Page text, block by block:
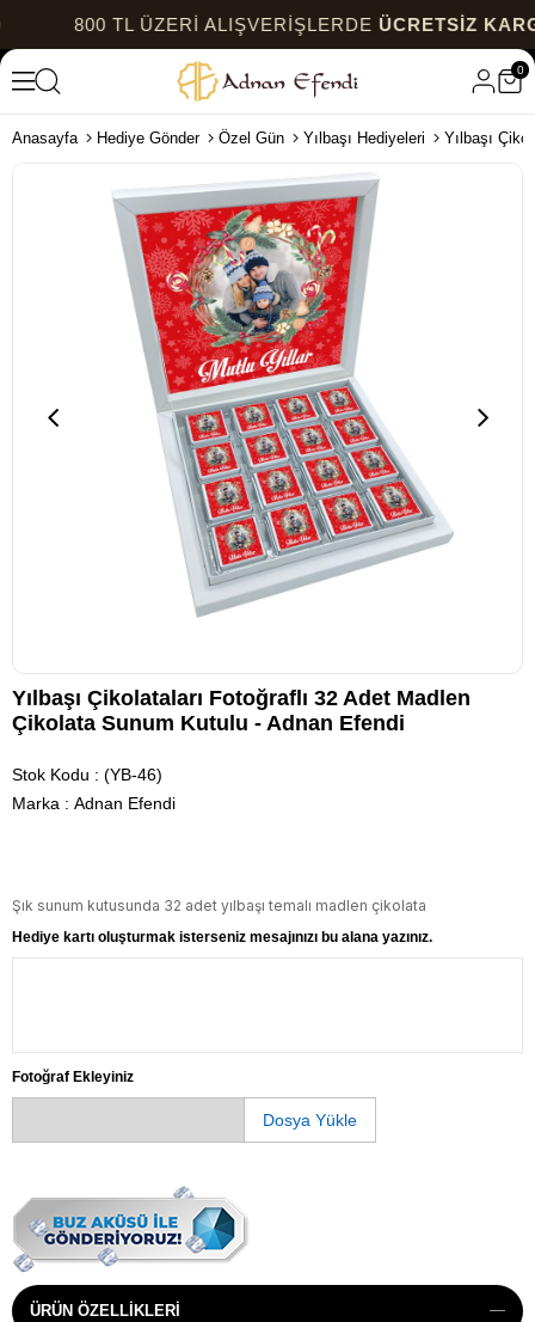
800 TL ÜZERİ ALIŞVERİŞLERDEÜCRETSİZ KARGO
0
Anasayfa Hediye Gönder Özel Gün Yılbaşı Hediyeleri Yılbaşı
Yılbaşı Çikolataları Fotoğraflı 32 Adet Madlen
Çikolata Sunum Kutulu - Adnan Efendi
Stok Kodu
(YB-46)
Marka : Adnan Efendi
Şık sunum kutusunda 32 adet yılbaşı temalı madlen çikolata
Hediye kartı oluşturmak isterseniz mesajınızı bu alana yazınız.
Fotoğraf Ekleyiniz
Dosya Yükle
ÜRÜN ÖZELLIKLERI